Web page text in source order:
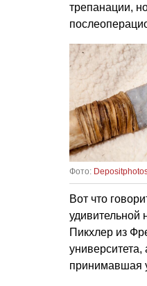
трепанации,
Фото:
Вот что
удивительной
Пикхлер из
университета,
принимавшая